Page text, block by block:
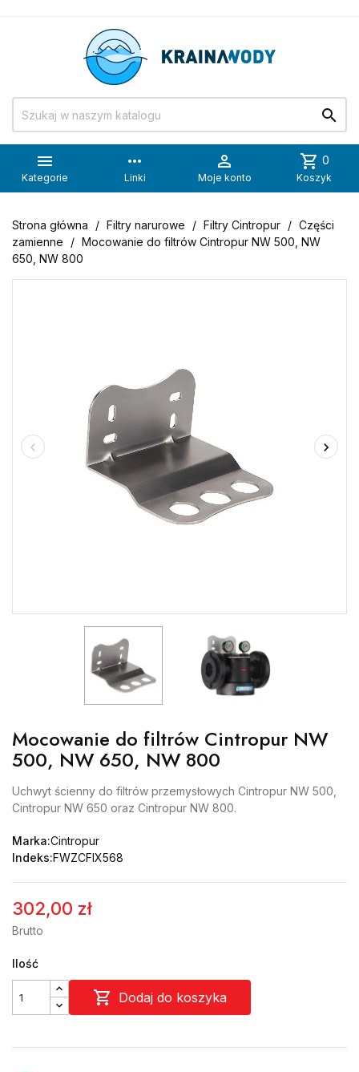


Kategorie
more_horiz
Linki

Moje konto
shopping_cart 0
Koszyk
Strona główna Filtry narurowe Filtry Cintropur
Części
zamienne
Mocowanie do filtrów Cintropur NW 500, NW
650, NW 800
Mocowanie do filtrów Cintropur NW
500, NW 650, NW 800
Uchwyt ścienny do filtrów przemysłowych Cintropur NW 500,
Cintropur NW 650 oraz Cintropur NW 800.
Marka:Cintropur
Indeks:FWZCFIX568
302,00 zł
Brutto
Ilość
 Dodaj do koszyka